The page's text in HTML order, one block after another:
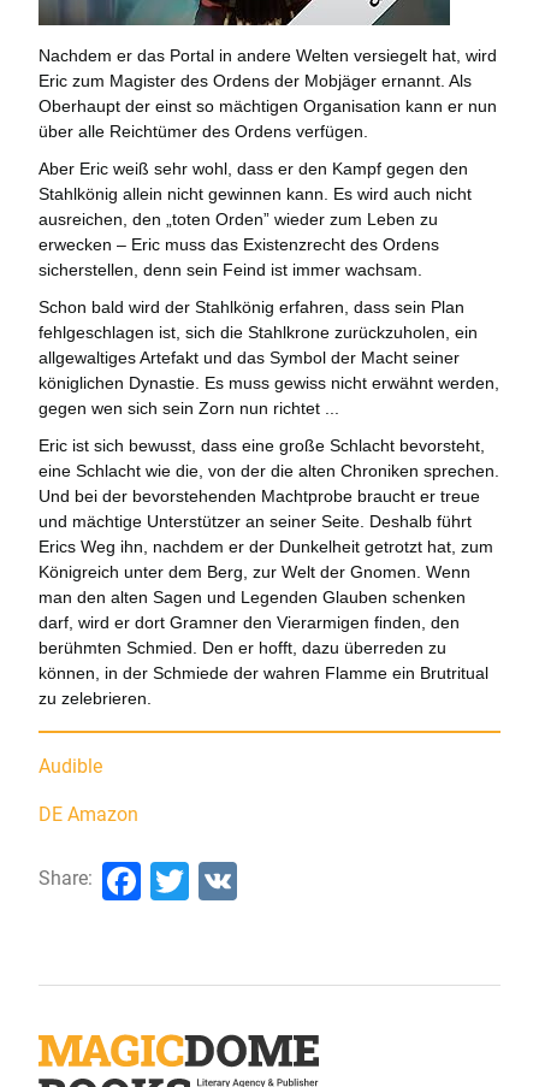
Nachdem er das Portal in andere Welten versiegelt hat, wird
Eric zum Magister des Ordens der Mobjäger ernannt. Als
Oberhaupt der einst so mächtigen Organisation kann er nun
über alle Reichtümer des Ordens verfügen.
Aber Eric weiß sehr wohl, dass er den Kampf gegen den
Stahlkönig allein nicht gewinnen kann. Es wird auch nicht
ausreichen, den „toten Orden” wieder zum Leben zu
erwecken – Eric muss das Existenzrecht des Ordens
sicherstellen, denn sein Feind ist immer wachsam.
Schon bald wird der Stahlkönig erfahren, dass sein Plan
fehlgeschlagen ist, sich die Stahlkrone zurückzuholen, ein
allgewaltiges Artefakt und das Symbol der Macht seiner
königlichen Dynastie. Es muss gewiss nicht erwähnt werden,
gegen wen sich sein Zorn nun richtet ...
Eric ist sich bewusst, dass eine große Schlacht bevorsteht,
eine Schlacht wie die, von der die alten Chroniken sprechen.
Und bei der bevorstehenden Machtprobe braucht er treue
und mächtige Unterstützer an seiner Seite. Deshalb führt
Erics Weg ihn, nachdem er der Dunkelheit getrotzt hat, zum
Königreich unter dem Berg, zur Welt der Gnomen. Wenn
man den alten Sagen und Legenden Glauben schenken
darf, wird er dort Gramner den Vierarmigen finden, den
berühmten Schmied. Den er hofft, dazu überreden zu
können, in der Schmiede der wahren Flamme ein Brutritual
zu zelebrieren.
Audible
DE Amazon
Share: Facebook
Twitter